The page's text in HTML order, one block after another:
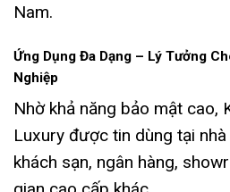
Nam.
Ứng Dụng Đa Dạng – Lý Tưởng
Nghiệp
Nhờ khả năng bảo mật cao,
Luxury được tin dùng tại
khách sạn, ngân hàng,